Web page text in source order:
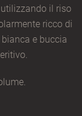
utilizzando il riso
ricco di
e buccia